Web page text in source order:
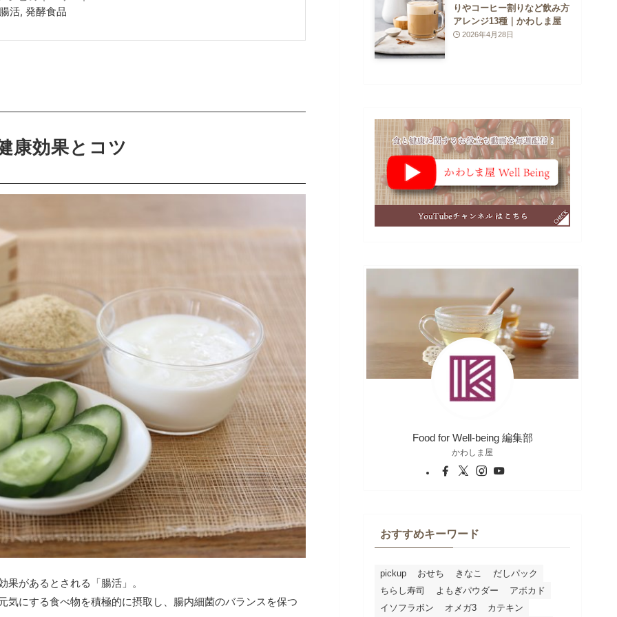
腸活, 発酵食品
康効果とコツ
があるとされる「腸活」。
気にする食べ物を積極的に摂取し、腸内細菌のバランスを保つ
りやコーヒー割りなど飲み方
アレンジ13種｜かわしま屋
2026年4月28日
Food for Well-being 編集部
かわしま屋
おすすめキーワード
pickup おせち きなこ
だしパック
ちらし寿司
よもぎパウダー
アボカド
イソフラボン
オメガ3 カテキン